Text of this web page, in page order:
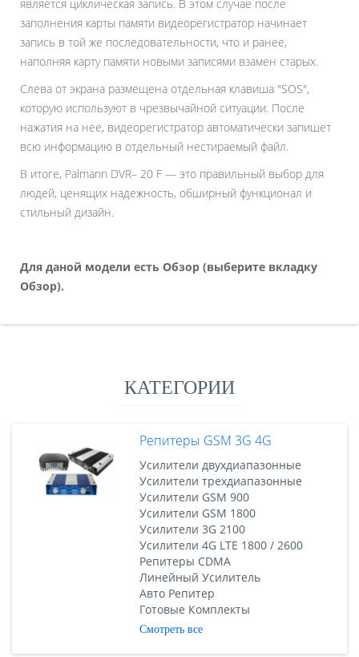
является циклическая запись. В этом случае после
заполнения карты памяти видеорегистратор начинает
запись в той же последовательности, что и ранее,
наполняя карту памяти новыми записями взамен старых.
Слева от экрана размещена отдельная клавиша "SOS",
которую используют в чрезвычайной ситуации. После
нажатия на нее, видеорегистратор автоматически запишет
всю информацию в отдельный нестираемый файл.
В итоге, Palmann DVR– 20 F — это правильный выбор для
людей, ценящих надежность, обширный функционал и
стильный дизайн.
Для даной модели есть Обзор (выберите вкладку
Обзор).
КАТЕГОРИИ
Репитеры GSM 3G 4G
Усилители двухдиапазонные
Усилители трехдиапазонные
Усилители GSM 900
Усилители GSM 1800
Усилители 3G 2100
Усилители 4G LTE 1800 / 2600
Репитеры CDMA
Линейный Усилитель
Авто Репитер
Готовые Комплекты
Смотреть все